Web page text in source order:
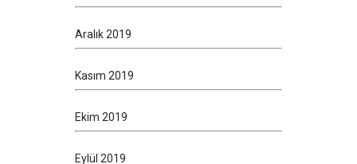
Aralık 2019
Kasım 2019
Ekim 2019
Eylül 2019